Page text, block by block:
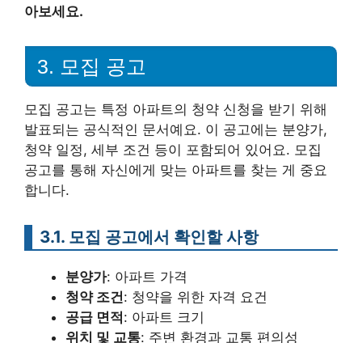
아보세요.
3. 모집 공고
모집 공고는 특정 아파트의 청약 신청을 받기 위해
발표되는 공식적인 문서예요. 이 공고에는 분양가,
청약 일정, 세부 조건 등이 포함되어 있어요. 모집
공고를 통해 자신에게 맞는 아파트를 찾는 게 중요
합니다.
3.1. 모집 공고에서 확인할 사항
분양가: 아파트 가격
청약 조건: 청약을 위한 자격 요건
공급 면적: 아파트 크기
위치 및 교통: 주변 환경과 교통 편의성